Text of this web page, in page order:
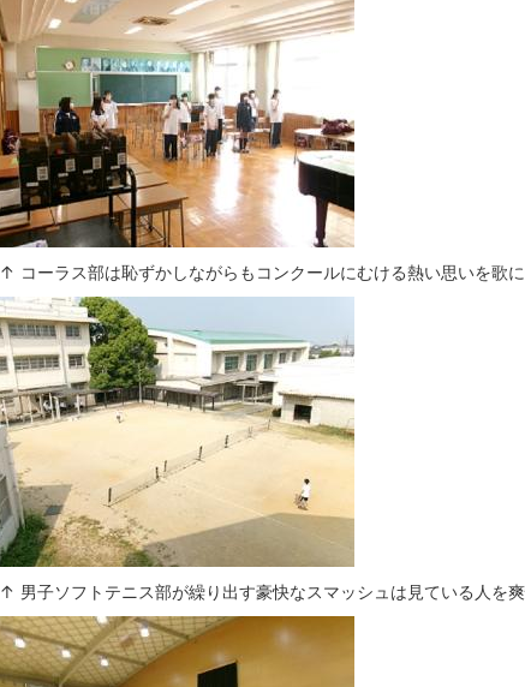
↑ コーラス部は恥ずかしながらもコンクールにむける熱い思いを歌に
↑ 男子ソフトテニス部が繰り出す豪快なスマッシュは見ている人を